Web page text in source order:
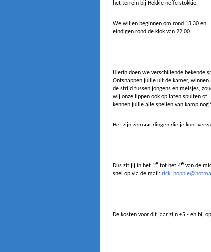
het terrein bij Hokkie neffe stokkie.
We willen beginnen om rond 13.30 en
eindigen rond de klok van 22.00.
Hierin doen we verschillende bekende
Ontsnappen jullie uit de kamer, winnen
de strijd tussen jongens en meisjes,
wij onze lippen ook op laten spuiten of
kennen jullie alle spellen van kamp nog?
Het zijn zomaar dingen die je kunt
Dus zit jij in het 1e tot het 4e van de
snel op via de mail:
De kosten voor dit jaar zijn €5,- en bij